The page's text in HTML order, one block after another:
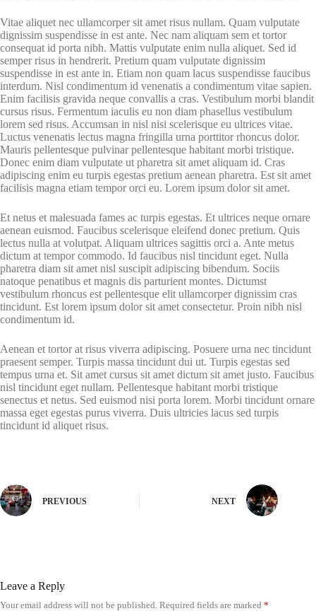
Vitae aliquet nec ullamcorper sit amet risus nullam. Quam vulputate
dignissim suspendisse in est ante. Nec nam aliquam sem et tortor
consequat id porta nibh. Mattis vulputate enim nulla aliquet. Sed id
semper risus in hendrerit. Pretium quam vulputate dignissim
suspendisse in est ante in. Etiam non quam lacus suspendisse faucibus
interdum. Nisl condimentum id venenatis a condimentum vitae sapien.
Enim facilisis gravida neque convallis a cras. Vestibulum morbi blandit
cursus risus. Fermentum iaculis eu non diam phasellus vestibulum
lorem sed risus. Accumsan in nisl nisi scelerisque eu ultrices vitae.
Luctus venenatis lectus magna fringilla urna porttitor rhoncus dolor.
Mauris pellentesque pulvinar pellentesque habitant morbi tristique.
Donec enim diam vulputate ut pharetra sit amet aliquam id. Cras
adipiscing enim eu turpis egestas pretium aenean pharetra. Est sit amet
facilisis magna etiam tempor orci eu. Lorem ipsum dolor sit amet.
Et netus et malesuada fames ac turpis egestas. Et ultrices neque ornare
aenean euismod. Faucibus scelerisque eleifend donec pretium. Quis
lectus nulla at volutpat. Aliquam ultrices sagittis orci a. Ante metus
dictum at tempor commodo. Id faucibus nisl tincidunt eget. Nulla
pharetra diam sit amet nisl suscipit adipiscing bibendum. Sociis
natoque penatibus et magnis dis parturient montes. Dictumst
vestibulum rhoncus est pellentesque elit ullamcorper dignissim cras
tincidunt. Est lorem ipsum dolor sit amet consectetur. Proin nibh nisl
condimentum id.
Aenean et tortor at risus viverra adipiscing. Posuere urna nec tincidunt
praesent semper. Turpis massa tincidunt dui ut. Turpis egestas sed
tempus urna et. Sit amet cursus sit amet dictum sit amet justo. Faucibus
nisl tincidunt eget nullam. Pellentesque habitant morbi tristique
senectus et netus. Sed euismod nisi porta lorem. Morbi tincidunt ornare
massa eget egestas purus viverra. Duis ultricies lacus sed turpis
tincidunt id aliquet risus.
PREVIOUS NEXT
Leave a Reply
Your email address will not be published. Required fields are marked *